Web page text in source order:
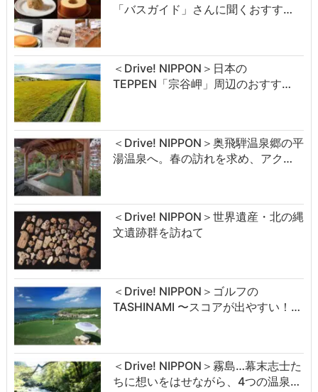
「バスガイド」さんに聞くおすす…
＜Drive! NIPPON＞日本の
TEPPEN「宗谷岬」周辺のおすす…
＜Drive! NIPPON＞奥飛騨温泉郷の平
湯温泉へ。春の訪れを求め、アク…
＜Drive! NIPPON＞世界遺産・北の縄
文遺跡群を訪ねて
＜Drive! NIPPON＞ゴルフの
TASHINAMI 〜スコアが出やすい！…
＜Drive! NIPPON＞霧島…幕末志士た
ちに想いをはせながら、4つの温泉…